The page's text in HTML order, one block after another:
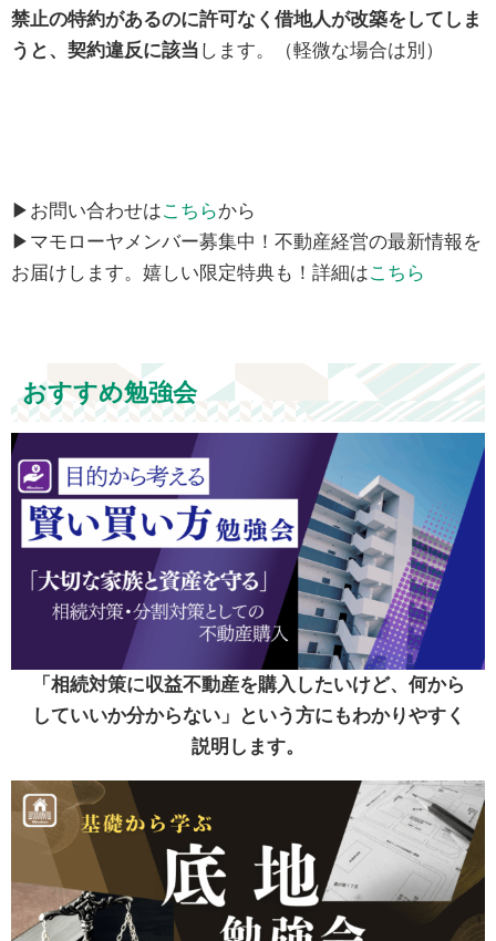
禁止の特約があるのに許可なく借地人が改築をしてしま
うと、契約違反に該当 します。（軽微な場合は別）
▶お問い合わせはこちらから
▶マモローヤメンバー募集中！不動産経営の最新情報を
お届けします。嬉しい限定特典も！詳細はこちら
おすすめ勉強会
「相続対策に収益不動産を購入したいけど、何から
していいか分からない」という方にもわかりやすく
説明します。